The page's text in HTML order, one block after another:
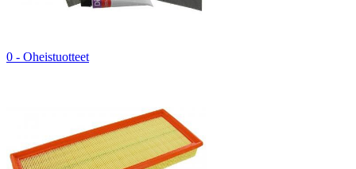
0 - Oheistuotteet